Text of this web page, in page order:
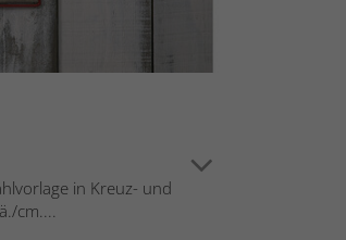
in Kreuz- und
cm....